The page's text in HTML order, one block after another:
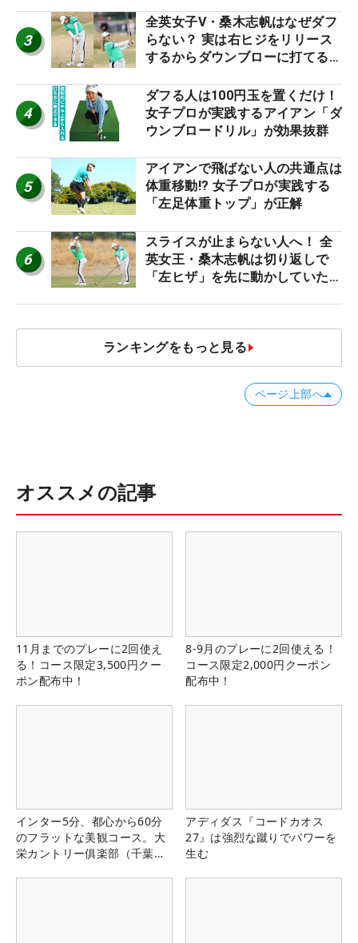
3
全英女子V・桑木志帆はなぜダフ
らない？ 実は右ヒジをリリース
するからダウンブローに打てる #
4
ダフる人は100円玉を置くだけ！
女子プロが実践するアイアン「ダ
ウンブロードリル」が効果抜群
5
アイアンで飛ばない人の共通点は
体重移動!? 女子プロが実践する
「左足体重トップ」が正解
6
スライスが止まらない人へ！ 全
英女王・桑木志帆は切り返しで
「左ヒザ」を先に動かしていた
ランキングをもっと見る
ページ上部へ
オススメの記事
11月までのプレーに2回使え
る！コース限定3,500円クー
ポン配布中！
8-9月のプレーに2回使える！
コース限定2,000円クーポン
配布中！
インター5分、都心から60分
のフラットな美観コース。大
栄カントリー俱楽部（千葉
アディダス『コードカオス
27』は強烈な蹴りでパワーを
生む